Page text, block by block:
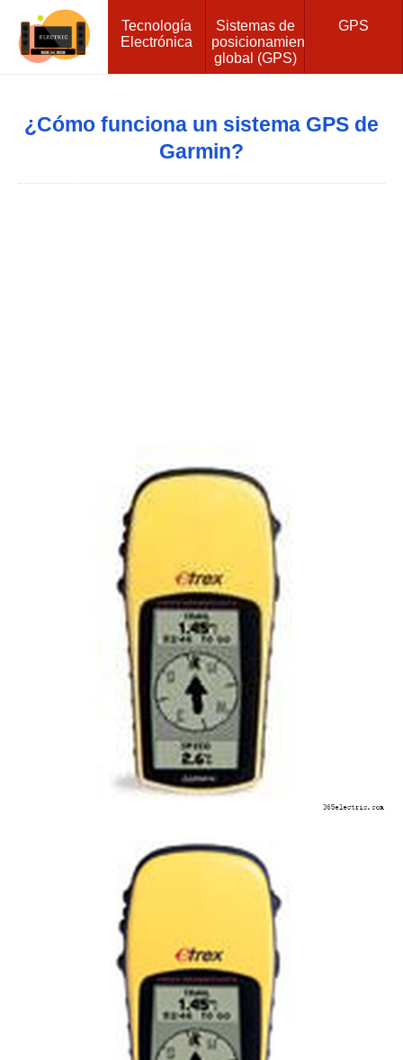
Tecnología
Electrónica
Sistemas de
posicionamiento
global (GPS)
GPS
¿Cómo funciona un sistema GPS de
Garmin?